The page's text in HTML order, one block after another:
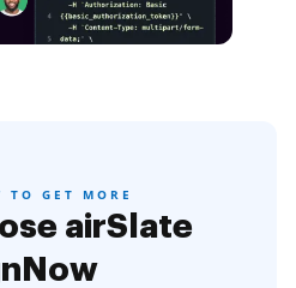
TO GET MORE
airSlate